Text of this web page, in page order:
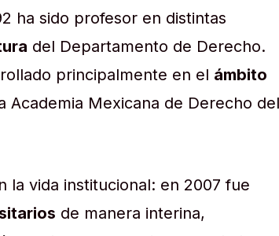
ha sido profesor en distintas
del Departamento de Derecho.
principalmente en el ámbito
Academia Mexicana de Derecho del
la vida institucional: en 2007 fue
de manera interina,